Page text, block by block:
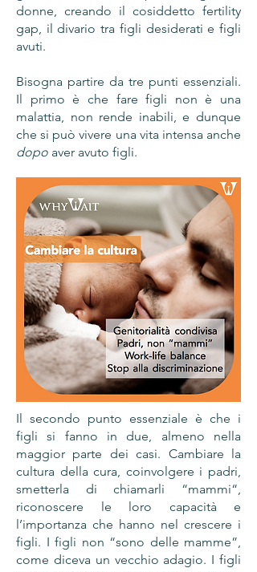
donne, creando il cosiddetto fertility
gap, il divario tra figli desiderati e figli
avuti.
Bisogna partire da tre punti essenziali.
Il primo è che fare figli non è una
malattia, non rende inabili, e dunque
che si può vivere una vita intensa anche
dopo aver avuto figli.
Il secondo punto essenziale è che i
figli si fanno in due, almeno nella
maggior parte dei casi. Cambiare la
cultura della cura, coinvolgere i padri,
smetterla di chiamarli “mammi“,
riconoscere le loro capacità e
l’importanza che hanno nel crescere i
figli. I figli non “sono delle mamme”,
come diceva un vecchio adagio. I figli